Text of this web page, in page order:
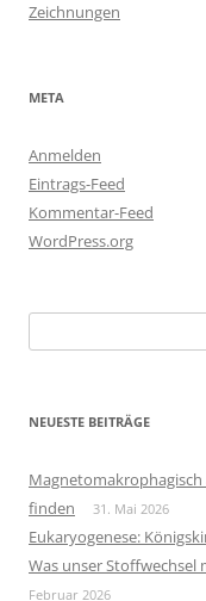
Zeichnungen
META
Anmelden
Eintrags-Feed
Kommentar-Feed
WordPress.org
nach:
NEUESTE BEITRÄGE
Magnetomakrophagisch
finden
31. Mai 2026
Eukaryogenese:
Was unser
Februar 2026